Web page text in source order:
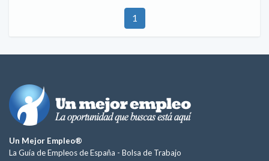
1
Un Mejor Empleo®
La Guía de Empleos de España - Bolsa de Trabajo